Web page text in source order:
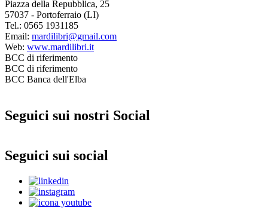
Piazza della Repubblica, 25
57037 - Portoferraio (LI)
Tel.: 0565 1931185
Email: mardilibri@gmail.com
Web: www.mardilibri.it
BCC di riferimento
BCC di riferimento
BCC Banca dell'Elba
Seguici sui nostri Social
Seguici sui social